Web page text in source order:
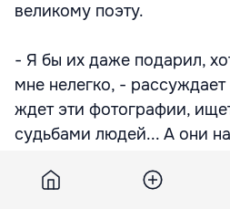
великому поэту.
- Я бы их даже подарил,
мне нелегко, -
ждет эти фотографии,
судьбами людей... А они